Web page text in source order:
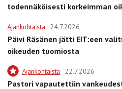
todennäköisesti korkeimman
Ajankohtaista 24.7.2026
Päivi Räsänen jätti EIT:een
oikeuden tuomiosta
Ajankohtaista 22.7.2026
Pastori vapautettiin